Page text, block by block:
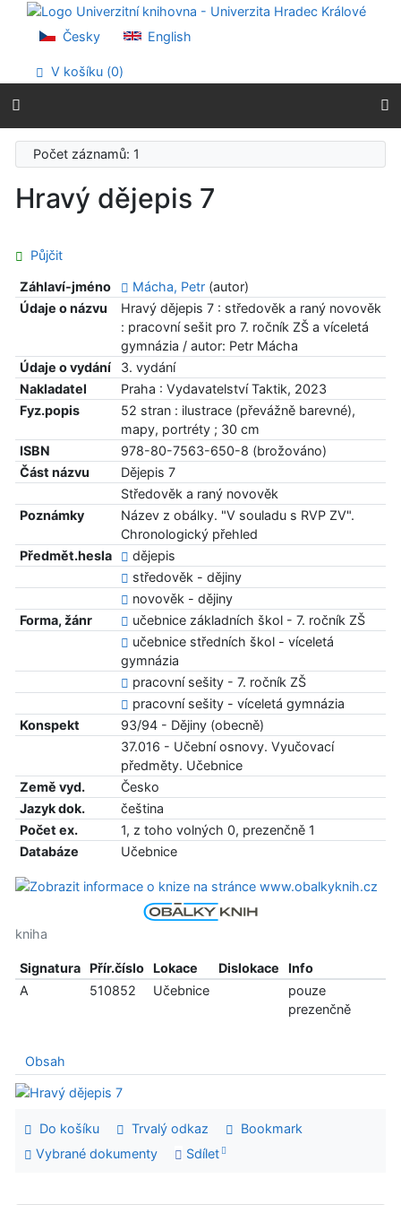
Přejít na obsah
Přejít na menu
Prohlášení o webové přístupnosti
Česky English
V košíku (0)
Počet záznamů: 1
Hravý dějepis 7
Půjčit
Záhlaví-jméno Mácha, Petr(autor)
Údaje o názvu
Hravý dějepis 7 : středověk a raný novověk
: pracovní sešit pro 7. ročník ZŠ a víceletá
gymnázia / autor: Petr Mácha
Údaje o vydání
3. vydání
Nakladatel
Praha : Vydavatelství Taktik, 2023
Fyz.popis
52 stran : ilustrace (převážně barevné),
mapy, portréty ; 30 cm
ISBN
978-80-7563-650-8 (brožováno)
Část názvu
Dějepis 7
Středověk a raný novověk
Poznámky
Název z obálky. "V souladu s RVP ZV".
Chronologický přehled
Předmět.hesla
dějepis
středověk - dějiny
novověk - dějiny
Forma, žánr
učebnice základních škol - 7. ročník ZŠ
učebnice středních škol - víceletá
gymnázia
pracovní sešity - 7. ročník ZŠ
pracovní sešity - víceletá gymnázia
Konspekt
93/94 - Dějiny (obecně)
37.016 - Učební osnovy. Vyučovací
předměty. Učebnice
Země vyd.
Česko
Jazyk dok.
čeština
Počet ex.
1, z toho volných 0, prezenčně 1
Databáze
Učebnice
kniha
Signatura Přír.číslo Lokace Dislokace
Info
A
510852 Učebnice
pouze
prezenčně
Obsah
Do košíku Trvalý odkaz
Bookmark
Vybrané dokumenty
Sdílet